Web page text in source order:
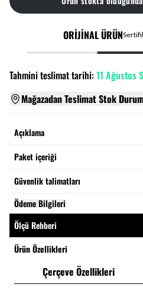
ORİJİNAL ÜRÜN
Tahmini teslimat tarihi:11 Ağustos
Mağazadan Teslimat Stok
Açıklama
Paket içeriği
Güvenlik talimatları
Ödeme Bilgileri
Ölçü Rehberi
Ürün Özellikleri
Çerçeve Özellikleri